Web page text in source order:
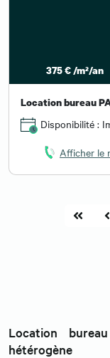
375 € /m²/an
Location bureau
Disponibilité :
Afficher le
Location
hétérogène